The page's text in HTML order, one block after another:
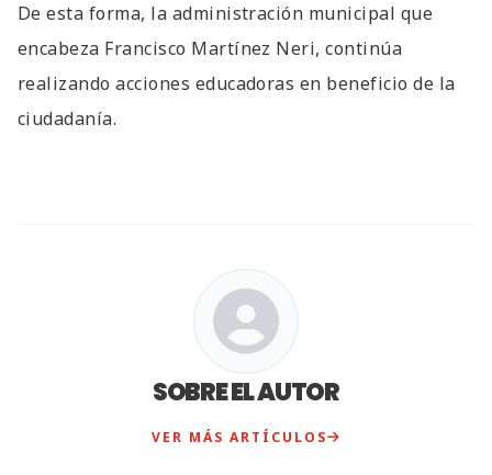
De esta forma, la administración municipal que
encabeza Francisco Martínez Neri, continúa
realizando acciones educadoras en beneficio de la
ciudadanía.
SOBRE EL AUTOR
VER MÁS ARTÍCULOS